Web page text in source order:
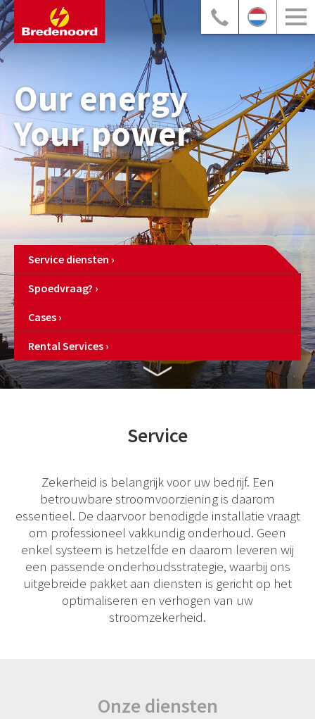
Our energy
Your power
Service diensten
Spoedvraag?
Cases
Rental Services
Service
Zekerheid is belangrijk voor uw bedrijf. Een
betrouwbare stroomvoorziening is daarom
essentieel. De daarvoor benodigde installatie vraagt
om professioneel vakkundig onderhoud. Geen
enkel systeem is hetzelfde en daarom leveren wij
een passende onderhoudsstrategie, waarbij ons
uitgebreide pakket aan diensten is gericht op het
optimaliseren en verhogen van uw
stroomzekerheid.
Onze diensten